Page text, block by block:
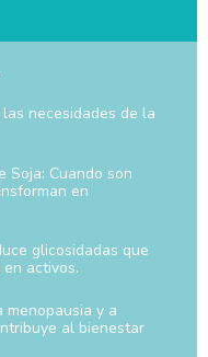
necesidades de la
Soja: Cuando son
en
glicosidadas que
activos.
y a
al bienestar